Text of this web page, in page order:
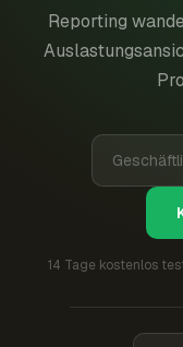
Reporting
14 Tage kostenlos